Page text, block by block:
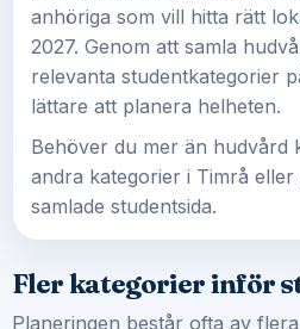
anhöriga som vill hitta rätt
2027. Genom att samla
relevanta studentkategorier
lättare att planera helheten.
Behöver du mer än hudvård
andra kategorier i Timrå
samlade studentsida.
Fler kategorier inför
Planeringen består ofta av